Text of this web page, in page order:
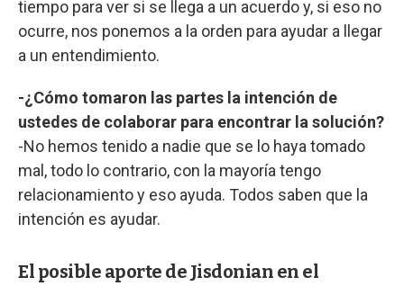
tiempo para ver si se llega a un acuerdo y, si eso no
ocurre, nos ponemos a la orden para ayudar a llegar
a un entendimiento.
-¿Cómo tomaron las partes la intención de
ustedes de colaborar para encontrar la solución?
-No hemos tenido a nadie que se lo haya tomado
mal, todo lo contrario, con la mayoría tengo
relacionamiento y eso ayuda. Todos saben que la
intención es ayudar.
El posible aporte de Jisdonian en el